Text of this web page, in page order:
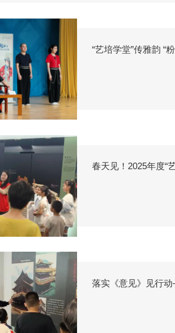
“艺培学堂”传雅韵
春天见！2025年度“
落实《意见》见行